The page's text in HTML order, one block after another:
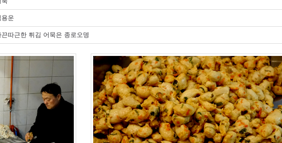
용운
끈따근한 튀김 어묵은 종로오뎅